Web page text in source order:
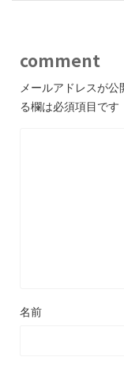
comment
メールアドレスが公
る欄は必須項目です
名前